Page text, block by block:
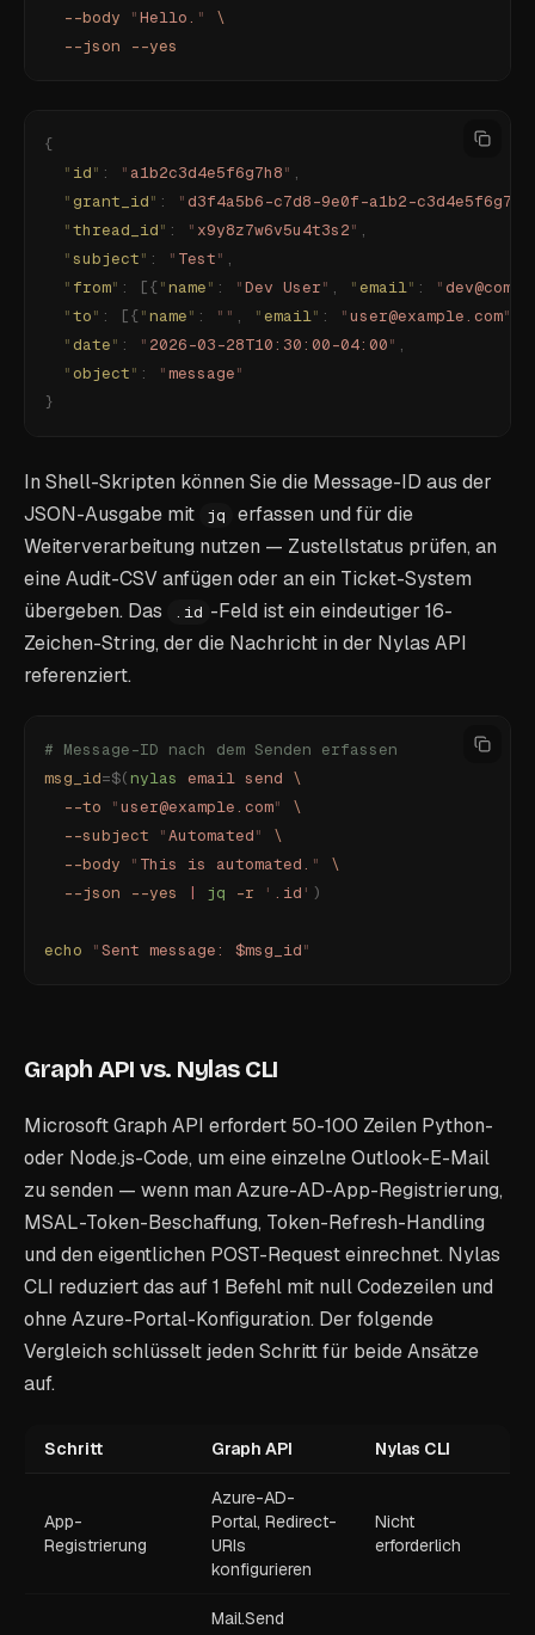
  --body
"Hello. "
\
  --json
--yes
{
  "
id" : " a1b2c3d4e5f6g7h8" ,
  "
grant_id" : "d3f4a5b6-c7d8-9e0f-a1b2-c3d4e5f6g7h8
  "
thread_id" : " x9y8z7w6v5u4t3s2" ,
  "
subject" : " Test" ,
  "
from" : [{"name" : "Dev User" , " email" : "
  "
to" : [{"name" : "" , " email" : "user@example.com"
  "
date" : " 2026-03-28T10:30:00-04:00" ,
  "
object" : "message"
}
In Shell-Skripten können Sie die Message-ID aus der
JSON-Ausgabe mit
jq
erfassen und für die
Weiterverarbeitung nutzen — Zustellstatus prüfen, an
eine Audit-CSV anfügen oder an ein Ticket-System
übergeben. Das
.id -Feld ist ein eindeutiger 16-
Zeichen-String, der die Nachricht in der Nylas API
referenziert.
# Message-ID nach dem Senden erfassen
msg_id=$( nylas email send \
  --to
"user@example.com"
\
  --subject
"Automated"
\
  --body
" This is automated. "
\
  --json
--yes | jq -r ' .id ' )
echo "Sent message: $msg_id"
Graph API vs. Nylas CLI
Microsoft Graph API erfordert 50-100 Zeilen Python-
oder Node.js-Code, um eine einzelne Outlook-E-Mail
zu senden — wenn man Azure-AD-App-Registrierung,
MSAL-Token-Beschaffung, Token-Refresh-Handling
und den eigentlichen POST-Request einrechnet. Nylas
CLI reduziert das auf 1 Befehl mit null Codezeilen und
ohne Azure-Portal-Konfiguration. Der folgende
Vergleich schlüsselt jeden Schritt für beide Ansätze
auf.
Schritt Graph API Nylas CLI
App-
Registrierung
Azure-AD-
Portal, Redirect-
URIs
konfigurieren
Nicht
erforderlich
Mail.Send